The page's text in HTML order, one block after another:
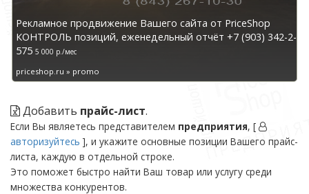
Рекламное продвижение Вашего сайта от PriceShop
КОНТРОЛЬ позиций, еженедельный отчёт +7 (903) 342-2-
575 5 000 р./мес
priceshop.ru » promo
Добавить прайс-лист.
Если Вы являетесь представителем предприятия, [
авторизуйтесь ], и укажите основные позиции Вашего прайс-
листа, каждую в отдельной строке.
Это поможет быстро найти Ваш товар или услугу среди
множества конкурентов.